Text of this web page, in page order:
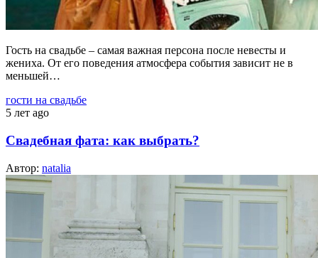
Гость на свадьбе – самая важная персона после невесты и
жениха. От его поведения атмосфера события зависит не в
меньшей…
гости на свадьбе
5 лет ago
Свадебная фата: как выбрать?
Автор: natalia